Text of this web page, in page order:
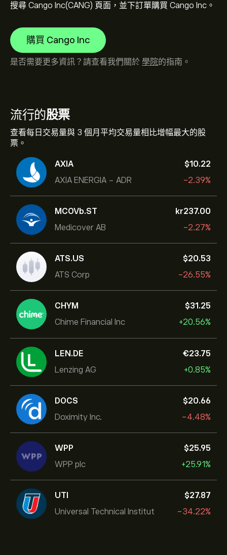
流行的股票
查看每日交易量與 3 個月平均交易量相比增幅最大的股
票。
AXIA
AXIA ENERGIA - ADR
‎$‎10.22
-2.39%
MCOVb.ST
Medicover AB
‎kr‎237.00
-2.27%
ATS.US
ATS Corp
‎$‎20.53
-26.55%
CHYM
Chime Financial Inc
‎$‎31.25
+20.56%
LEN.DE
Lenzing AG
‎€‎23.75
+0.85%
DOCS
Doximity Inc.
‎$‎20.66
-4.48%
WPP
WPP plc
‎$‎25.95
+25.91%
UTI
Universal Technical Institut
‎$‎27.87
-34.22%
搜尋 Cango Inc(CANG) 頁面，並下訂單購買 Cango Inc。
購買 Cango Inc
是否需要更多資訊？請查看我們關於 學院的指南。